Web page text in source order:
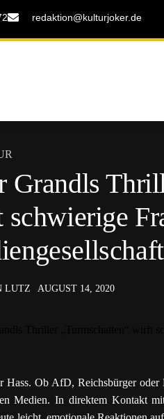
redaktion@kulturjoker.de
Grandls
LUTZ AUGUST 14, 2020
Hass. Ob AfD, Reichsbürger
Medien. In direktem Kontakt